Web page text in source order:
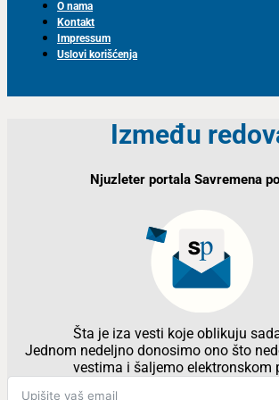
O nama
Kontakt
Impressum
Uslovi korišćenja
Između
Njuzleter portala Savremena
Šta je iza vesti koje oblikuju
Jednom nedeljno donosimo ono što
vestima i šaljemo elektronskom